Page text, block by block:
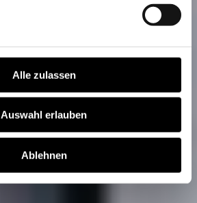
Alle zulassen
Auswahl erlauben
Ablehnen